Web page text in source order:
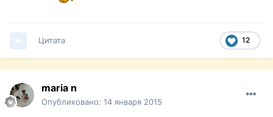
12
Цитата
maria n
Опубликовано: 14 января 2015